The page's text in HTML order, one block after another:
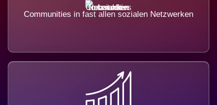
Communities in fast allen sozialen Netzwerken